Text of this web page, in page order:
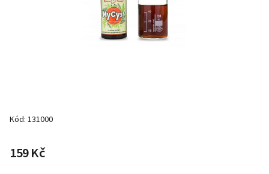
Kód: 131000
159 Kč